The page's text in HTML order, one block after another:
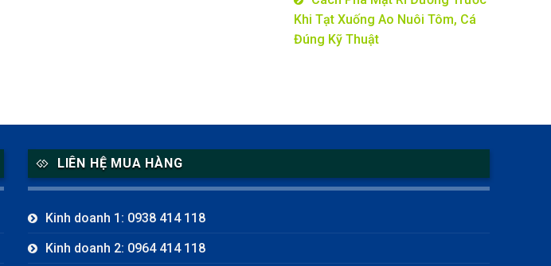
Khi Tạt Xuống Ao Nuôi Tôm, Cá
Đúng Kỹ Thuật
LIÊN HỆ MUA HÀNG
Kinh doanh 1: 0938 414 118
Kinh doanh 2: 0964 414 118